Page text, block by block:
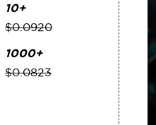
10+
$0.0920
1000+
$0.0823